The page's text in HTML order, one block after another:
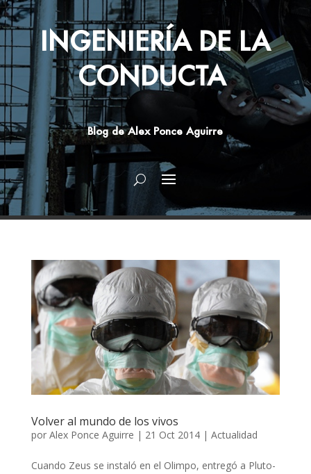
INGENIERÍA DE LA
CONDUCTA
Blog de Alex Ponce Aguirre
Volver al mundo de los vivos
por Alex Ponce Aguirre | 21 Oct 2014| Actualidad
Cuando Zeus se instaló en el Olimpo, entregó a Pluto-